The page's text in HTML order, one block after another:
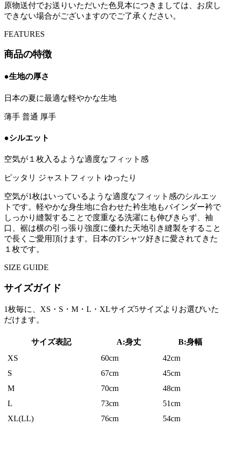
原物送付でお送りいただいた色見本につきましては、お戻し
できない場合がございますのでご了承ください。
FEATURES
商品の特徴
●生地の厚さ
日本の夏に最適な軽やかな生地
薄手 普通 厚手
●シルエット
空気が１枚入るような適度なフィット感
ピッタリ ジャストフィット ゆったり
空気が1枚はいっているような適度なフィット感のシルエッ
トです。軽やかな身生地に合わせた衿生地もバインダー衿で
しっかり縫製することで度重なる洗濯にも伸びきらず、袖
口、裾は横の引っ張り強度に優れた天地引き縫製をすること
で長くご愛用頂けます。日本のTシャツ好きに愛されてきた
１枚です。
SIZE GUIDE
サイズガイド
1枚毎に、XS・S・M・L・XLサイズ5サイズよりお選びいた
だけます。
サイズ表記 A:身丈
B:身幅
XS
60cm
42cm
S
67cm
45cm
M
70cm
48cm
L
73cm
51cm
XL(LL)
76cm 54cm